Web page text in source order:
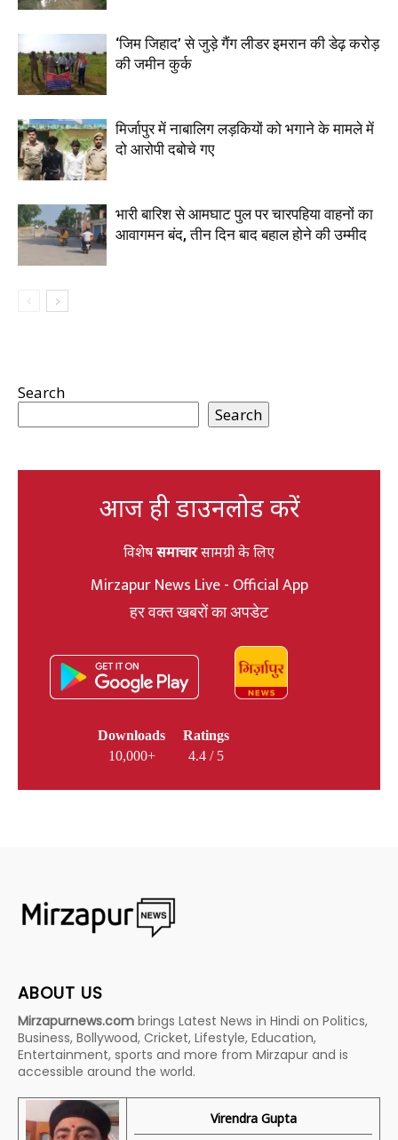
‘जिम जिहाद’ से जुड़े गैंग लीडर इमरान की डेढ़ करोड़
की जमीन कुर्क
मिर्जापुर में नाबालिग लड़कियों को भगाने के मामले में
दो आरोपी दबोचे गए
भारी बारिश से आमघाट पुल पर चारपहिया वाहनों का
आवागमन बंद, तीन दिन बाद बहाल होने की उम्मीद
Search
Search
आज ही डाउनलोड करें
विशेषसमाचारसामग्री के लिए
Mirzapur News Live - Official App
हर वक्त खबरों का अपडेट
Downloads
10,000+
Ratings
4.4 / 5
ABOUT US
Mirzapurnews.com brings Latest News in Hindi on Politics,
Business, Bollywood, Cricket, Lifestyle, Education,
Entertainment, sports and more from Mirzapur and is
accessible around the world.
Virendra Gupta